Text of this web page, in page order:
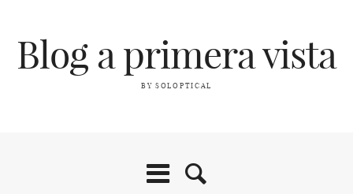
Blog a primera vista
BY SOLOPTICAL